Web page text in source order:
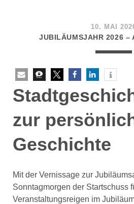
10. MAI
JUBILÄUMSJAHR 2026 –
zur
Geschichte
Mit der Vernissage zur
Sonntagmorgen der Startschuss
Veranstaltungsreigen im